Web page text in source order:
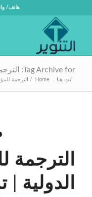
هاتف/ واتساب:
Tag Archive for: الترجمة للمؤسسات
أنت هنا .. Home
/ الترجمة
الترجمة
الدولية